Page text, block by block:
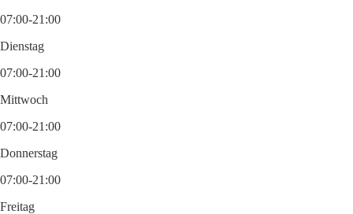
07:00-21:00
Dienstag
07:00-21:00
Mittwoch
07:00-21:00
Donnerstag
07:00-21:00
Freitag